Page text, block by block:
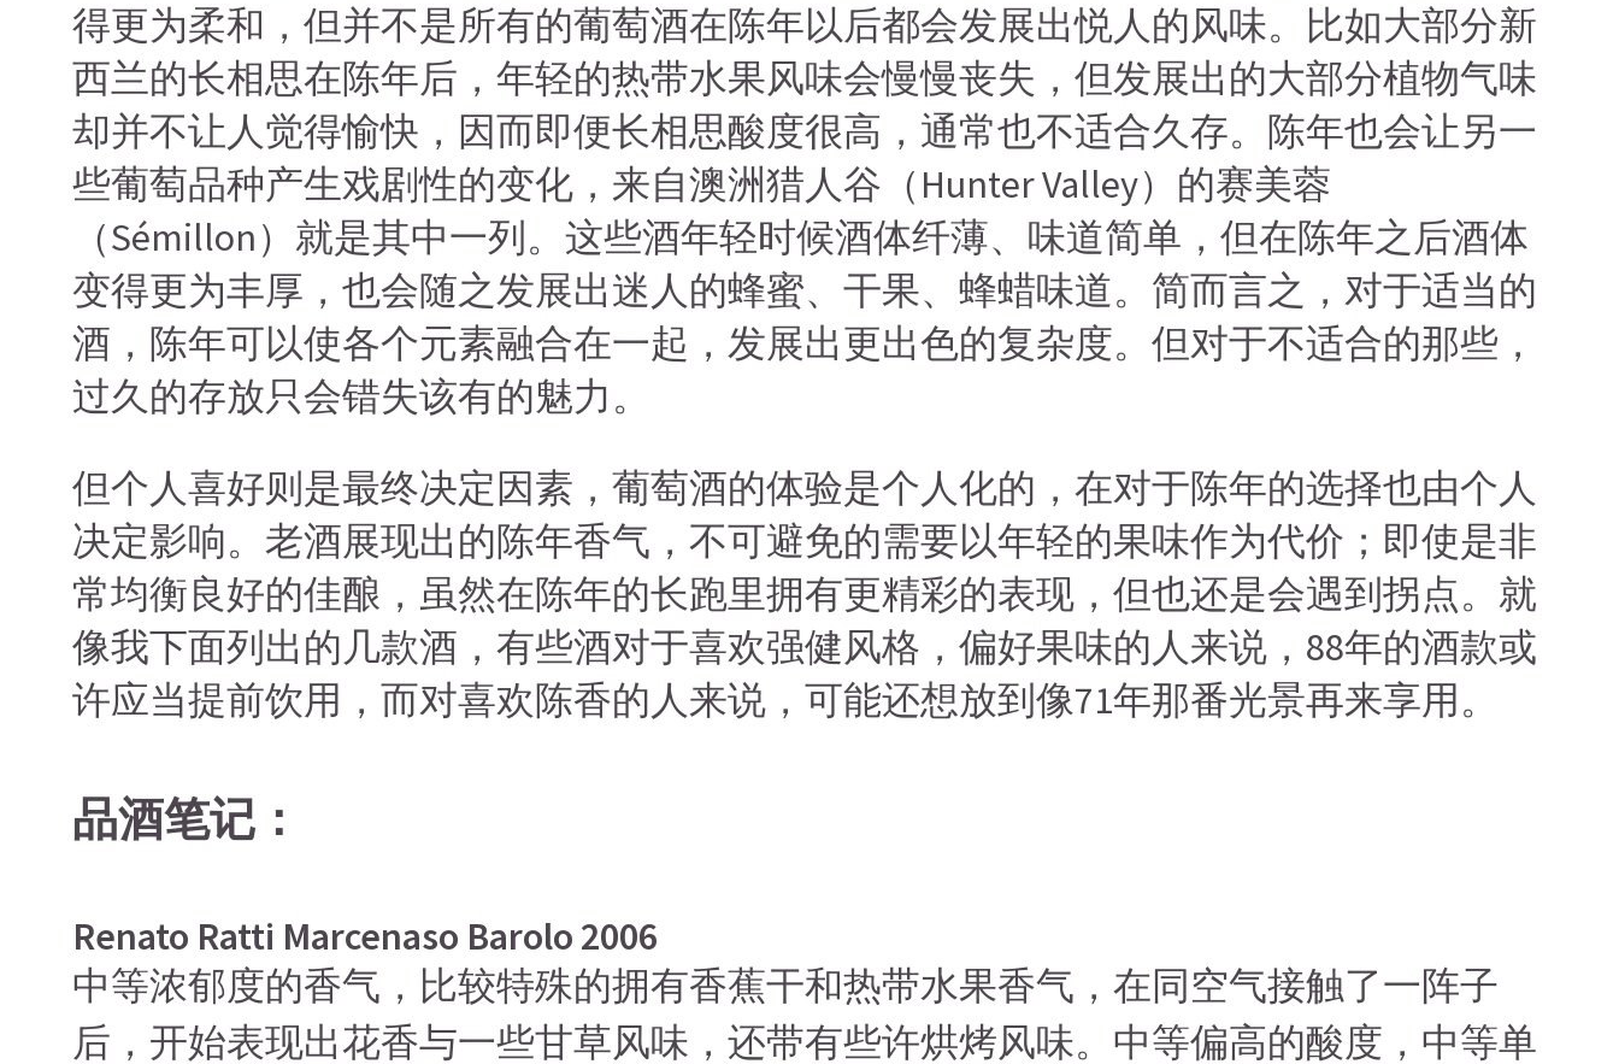
得更为柔和，但并不是所有的葡萄酒在陈年以后都会发展出悦人的风味。比如大部分新
西兰的长相思在陈年后，年轻的热带水果风味会慢慢丧失，但发展出的大部分植物气味
却并不让人觉得愉快，因而即便长相思酸度很高，通常也不适合久存。陈年也会让另一
些葡萄品种产生戏剧性的变化，来自澳洲猎人谷（Hunter Valley）的赛美蓉
（Sémillon）就是其中一列。这些酒年轻时候酒体纤薄、味道简单，但在陈年之后酒体
变得更为丰厚，也会随之发展出迷人的蜂蜜、干果、蜂蜡味道。简而言之，对于适当的
酒，陈年可以使各个元素融合在一起，发展出更出色的复杂度。但对于不适合的那些，
过久的存放只会错失该有的魅力。
但个人喜好则是最终决定因素，葡萄酒的体验是个人化的，在对于陈年的选择也由个人
决定影响。老酒展现出的陈年香气，不可避免的需要以年轻的果味作为代价；即使是非
常均衡良好的佳酿，虽然在陈年的长跑里拥有更精彩的表现，但也还是会遇到拐点。就
像我下面列出的几款酒，有些酒对于喜欢强健风格，偏好果味的人来说，88年的酒款或
许应当提前饮用，而对喜欢陈香的人来说，可能还想放到像71年那番光景再来享用。
品酒笔记：
Renato Ratti Marcenaso Barolo 2006
中等浓郁度的香气，比较特殊的拥有香蕉干和热带水果香气，在同空气接触了一阵子
后，开始表现出花香与一些甘草风味，还带有些许烘烤风味。 中等偏高的酸度，中等单